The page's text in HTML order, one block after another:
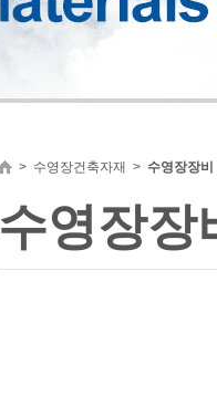
> 수영장건축자재 > 수영장장비
수영장장